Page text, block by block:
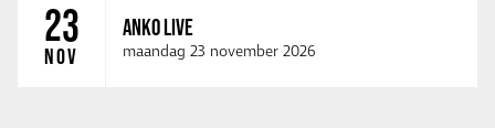
23
NOV
ANKO LIVE
maandag 23 november 2026